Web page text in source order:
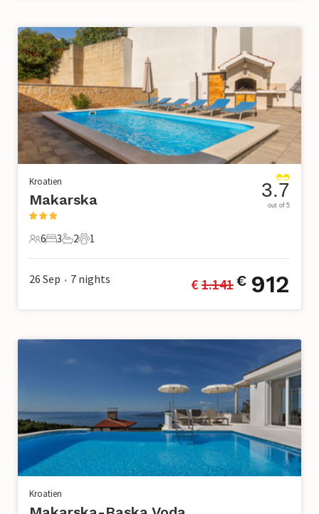
Kroatien
Makarska
6 Gäste
6
3 Schlafzimmer
3
2 Badezimmer
2
1 Haustier
1
3.7
out of 5
26 Sep • 7 nights € 1.141€ 912
Kroatien